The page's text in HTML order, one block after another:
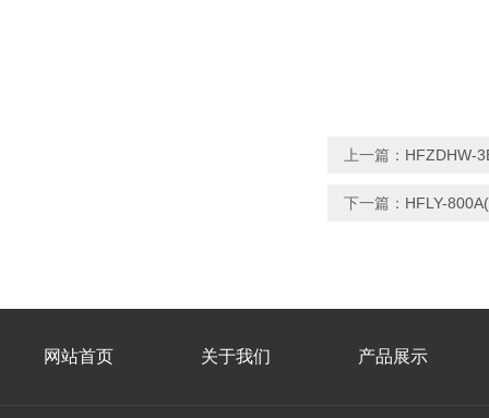
上一篇： HFZDHW-
下一篇： HFLY-
网站首页 关于我们 产品展示